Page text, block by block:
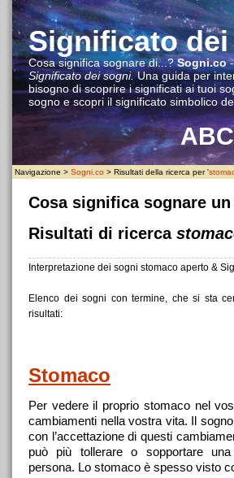
Significato
Cosa significa sognare di...?Sogni.co
Significato dei sogni.Una guida per
bisogno di scoprire i significati ai tuoi
sogno e scopri il significato simbolico
ABC
Navigazione > Sogni.co > Risultati della ricerca per '
Cosa significa sognare
Risultati di ricerca
Interpretazione dei sogni stomaco aperto &
Elenco dei sogni con termine, che si sta
risultati:
Stomaco
Per vedere il proprio stomaconel
cambiamenti nella vostra vita. Il
con l’accettazione di questi
può più tollerare o sopportare
persona. Lo stomaco è spesso visto